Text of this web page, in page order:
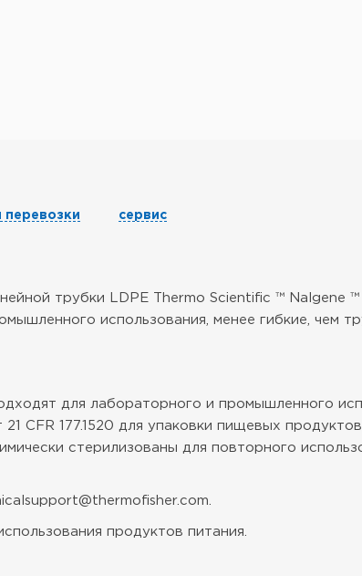
перевозки сервис
трубки LDPE Thermo Scientific ™ Nalgene
использования, менее гибкие, чем
для лабораторного и промышленного
CFR 177.1520 для упаковки пищевых продуктов.
стерилизованы для повторного
продуктов питания.